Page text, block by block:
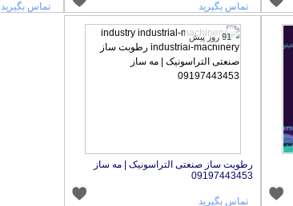
تماس بگیرید تماس بگیرید
91 روز پیش
رطوبت ساز صنعتی التراسونیک | مه ساز
09197443453
تماس بگیرید